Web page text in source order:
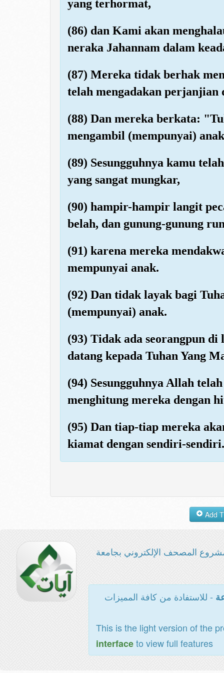
yang terhormat,
(86) dan Kami akan
neraka Jahannam dalam
(87) Mereka tidak berhak
telah mengadakan perjanjian
(88) Dan mereka berkata:
mengambil (mempunyai)
(89) Sesungguhnya kamu
yang sangat mungkar,
(90) hampir-hampir langit
belah, dan gunung-gunung
(91) karena mereka
mempunyai anak.
(92) Dan tidak layak bagi
(mempunyai) anak.
(93) Tidak ada seorangpun
datang kepada Tuhan Yang
(94) Sesungguhnya Allah
menghitung mereka dengan
(95) Dan tiap-tiap mereka
kiamat dengan sendiri-sendiri.
المصحف الإلكتروني بجامعة
- للاستفادة من كافة المميزات
This is the light version of the
interfaceto view full features